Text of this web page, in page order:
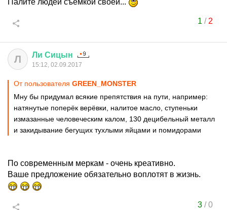
Палите людей съемкой своей...
1 / 2
Л Ли Сицын
15:12, 02.09.2017
От пользователя GREEN_MONSTER
Мну бы придумал всякие препятствия на пути, например:
натянутые поперёк верёвки, налитое масло, ступеньки
измазанные человеческим калом, 130 децибельный металл
и закидывание бегущих тухлыми яйцами и помидорами
По современным меркам - очень креативно.
Ваше предложение обязательно воплотят в жизнь.
3/0